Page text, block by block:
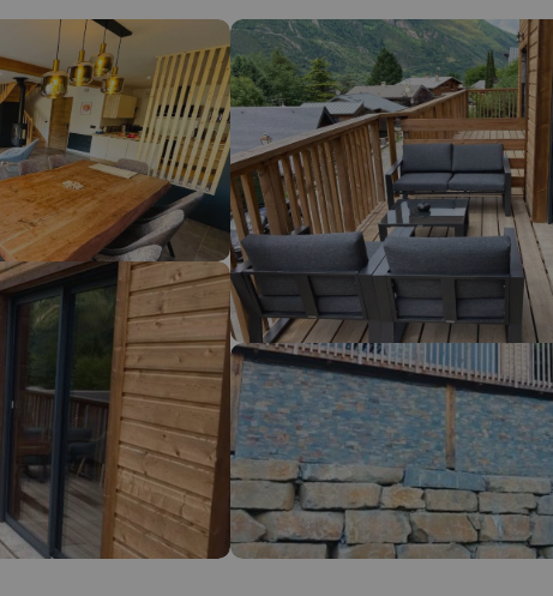
ningún resultado que coincida con tu búsqueda. Prueba a
buscador ha perdido el norte. En cuanto encuentre su brújula